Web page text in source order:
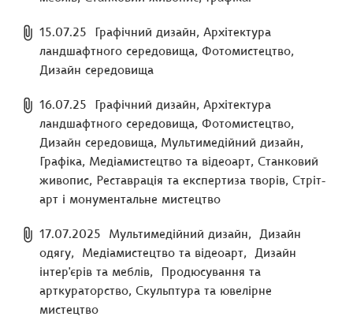
15.07.25 Графічний дизайн, Архітектура
ландшафтного середовища, Фотомистецтво,
Дизайн середовища
16.07.25 Графічний дизайн, Архітектура
ландшафтного середовища, Фотомистецтво,
Дизайн середовища, Мультимедійний дизайн,
Графіка, Медіамистецтво та відеоарт, Станковий
живопис, Реставрація та експертиза творів, Стріт-
арт і монументальне мистецтво
17.07.2025 Мультимедійний дизайн, Дизайн
одягу, Медіамистецтво та відеоарт, Дизайн
інтер'єрів та меблів, Продюсування та
арткураторство, Скульптура та ювелірне
мистецтво